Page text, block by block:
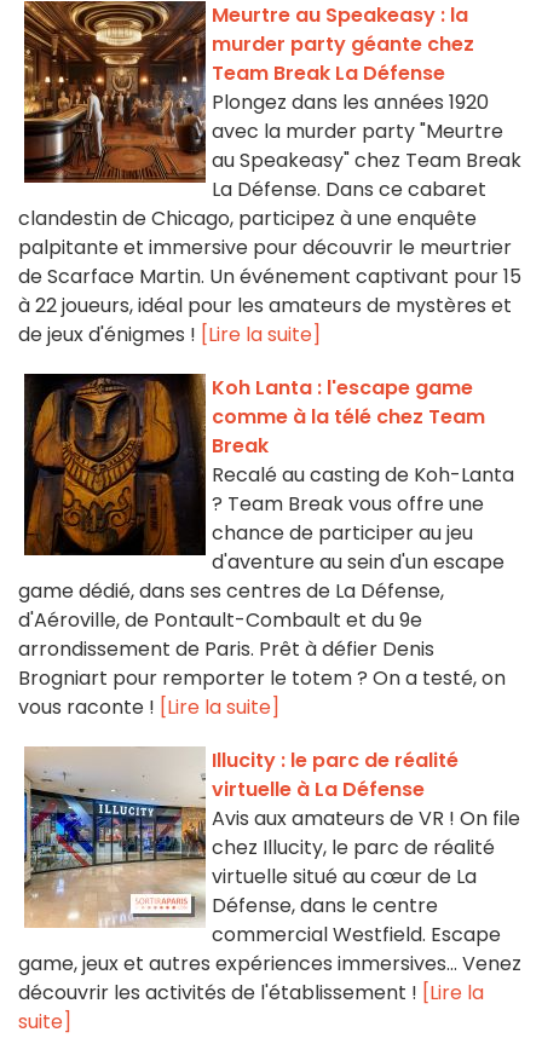
Meurtre au Speakeasy : la
murder party géante chez
Team Break La Défense
Plongez dans les années 1920
avec la murder party "Meurtre
au Speakeasy" chez Team Break
La Défense. Dans ce cabaret
clandestin de Chicago, participez à une enquête
palpitante et immersive pour découvrir le meurtrier
de Scarface Martin. Un événement captivant pour 15
à 22 joueurs, idéal pour les amateurs de mystères et
de jeux d'énigmes ! [Lire la suite]
Koh Lanta : l'escape game
comme à la télé chez Team
Break
Recalé au casting de Koh-Lanta
? Team Break vous offre une
chance de participer au jeu
d'aventure au sein d'un escape
game dédié, dans ses centres de La Défense,
d'Aéroville, de Pontault-Combault et du 9e
arrondissement de Paris. Prêt à défier Denis
Brogniart pour remporter le totem ? On a testé, on
vous raconte ! [Lire la suite]
Illucity : le parc de réalité
virtuelle à La Défense
Avis aux amateurs de VR ! On file
chez Illucity, le parc de réalité
virtuelle situé au cœur de La
Défense, dans le centre
commercial Westfield. Escape
game, jeux et autres expériences immersives... Venez
découvrir les activités de l'établissement ! [Lire la
suite]